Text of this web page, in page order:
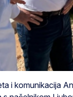
i komunikacija